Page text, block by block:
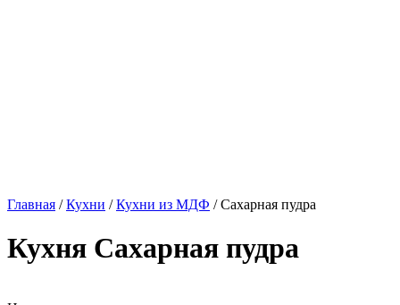
Главная /Кухни /Кухни из МДФ / Сахарная пудра
Кухня Сахарная пудра